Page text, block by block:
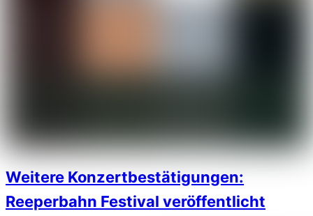
Weitere Konzertbestätigungen:
Reeperbahn Festival veröffentlicht